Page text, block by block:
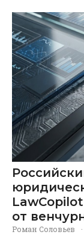
от
Роман Соловьев ·